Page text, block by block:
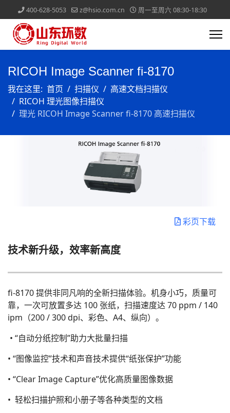
400-628-5053 z@hsio.com.cn 周一至周六 08:30-18:30
RICOH Image Scanner fi-8170
我在这里: 首页 扫描仪
高速文档扫描仪
RICOH 理光图像扫描仪
理光 RICOH Image Scanner fi-8170 高速扫描仪
彩页下载
技术新升级，效率新高度
fi-8170 提供非同凡响的全新扫描体验。机身小巧，质量可
靠，一次可放置多达 100 张纸，扫描速度达 70 ppm / 140
ipm（200 / 300 dpi、彩色、A4、纵向）。
• “自动分纸控制”助力大批量扫描
• “图像监控”技术和声音技术提供“纸张保护”功能
• “Clear Image Capture”优化高质量图像数据
• 轻松扫描护照和小册子等各种类型的文档